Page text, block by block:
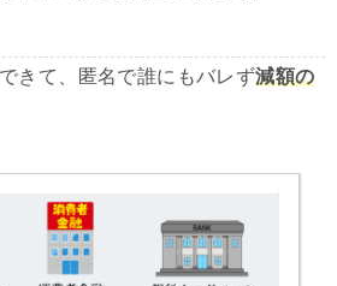
きて、匿名で誰にもバレず減額の